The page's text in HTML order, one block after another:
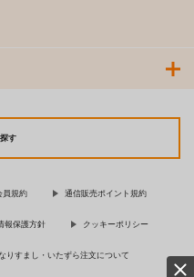
す
員規約 通信販売ポイント規約
報保護方針 クッキーポリシー
りすまし・いたずら注文について